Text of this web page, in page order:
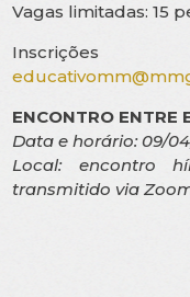
Vagas limitadas: 15
ENCONTRO ENTRE
Data e horário: 09/
Local: encontro
transmitido via